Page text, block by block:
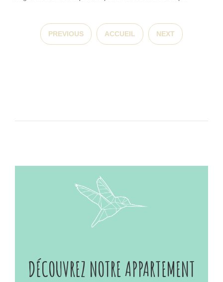
PREVIOUS ACCUEIL NEXT
DÉCOUVREZ NOTRE APPARTEMENT